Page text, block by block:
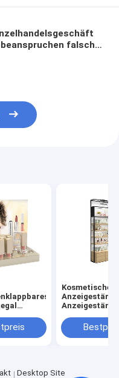
falsche
Stahl
Kosmetische
Anzeigestände
Produkte
Desktop Site